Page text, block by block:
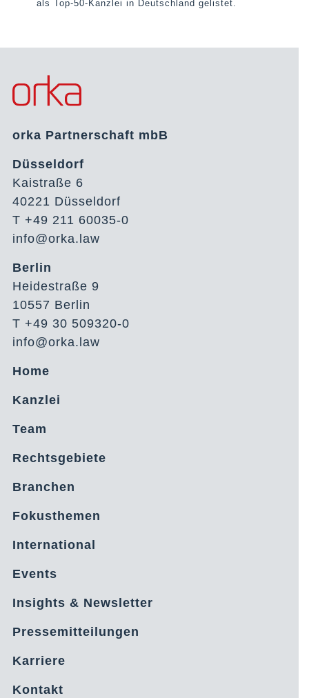
als Top-50-Kanzlei in Deutschland gelistet.
orka Partnerschaft mbB
Düsseldorf
Kaistraße 6
40221 Düsseldorf
T +49 211 60035-0
info@orka.law
Berlin
Heidestraße 9
10557 Berlin
T +49 30 509320-0
info@orka.law
Home
Kanzlei
Team
Rechtsgebiete
Branchen
Fokusthemen
International
Events
Insights & Newsletter
Pressemitteilungen
Karriere
Kontakt